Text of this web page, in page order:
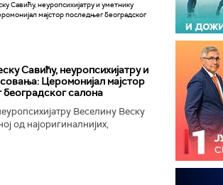
Савићу, неуропсихијатру и
Церомонијал мајстор
салона
Веселину Веску
од најоригиналнијих,